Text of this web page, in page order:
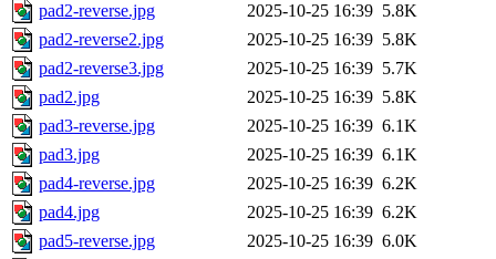
pad2-reverse.jpg
2025-10-25 16:39 5.8K
pad2-reverse2.jpg
2025-10-25 16:39 5.8K
pad2-reverse3.jpg
2025-10-25 16:39 5.7K
pad2.jpg
2025-10-25 16:39 5.8K
pad3-reverse.jpg
2025-10-25 16:39 6.1K
pad3.jpg
2025-10-25 16:39 6.1K
pad4-reverse.jpg
2025-10-25 16:39 6.2K
pad4.jpg
2025-10-25 16:39 6.2K
pad5-reverse.jpg
2025-10-25 16:39 6.0K